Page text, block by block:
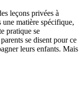
leçons privées à
matière spécifique,
pratique se
se disent pour ce
leurs enfants. Mais